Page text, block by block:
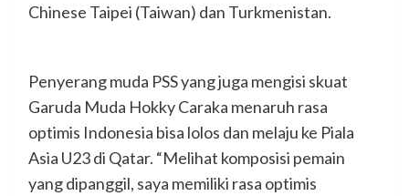
Chinese Taipei (Taiwan) dan Turkmenistan.
Penyerang muda PSS yang juga mengisi skuat
Garuda Muda Hokky Caraka menaruh rasa
optimis Indonesia bisa lolos dan melaju ke Piala
Asia U23 di Qatar. “Melihat komposisi pemain
yang dipanggil, saya memiliki rasa optimis